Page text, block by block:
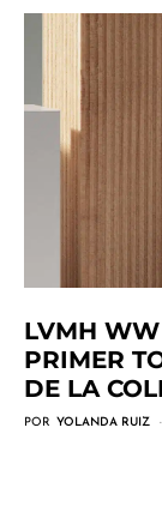
LVMH WW
PRIMER
DE LA
POR YOLANDA RUIZ